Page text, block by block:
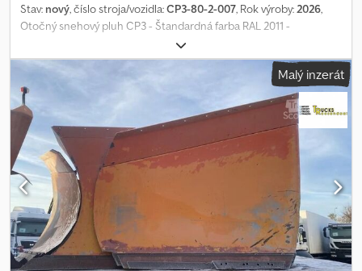
Stav: nový, číslo stroja/vozidla:CP3-80-2-007, Rok výroby:2026,
Otočný snehový pluh CP3 - Štandardná farba RAL 2011 -
Kombinovaná oceľová lišta 36 - Snehový pluh s hydraulickým
zdvihacím mechanizmom - Adaptérna skupina pre montážnu
dosku, veľkosť 5 Hydraulika - Zdvihanie/spúšťanie/nakláňanie - 2
okruhy - ISO 16028 (S) (veľkosť 12 / BG3) - 2 okruhy Príslušenstvo -
Bočné deflektory (ľavý + pravý) - Nastaviteľná ochrana proti
snehu, plátno - Výstražné značky, červená/biele - Výstražné vlajky -
Osvetlenie pomocou LED (7-pólový konektor) Ďalšie poznámky: -
Možnosť výmeny a odkúpenia vozidiel a strojov. - Predajná cena
bez nákladov na dopravu. - Neberieme zodpovednosť za tlačové a
prepisovacie chyby. Cjdpoznqgujfx Aiqjha - Vyhradzujeme si právo
na chyby, zmeny a predaj počas trvania ponuky. - Ponuka je
nezáväzná. - Fotografie môžu byť ilustračné. Cena platí pre
aktuálny stav. - Všetky údaje bez záruky.
Malý inzerát